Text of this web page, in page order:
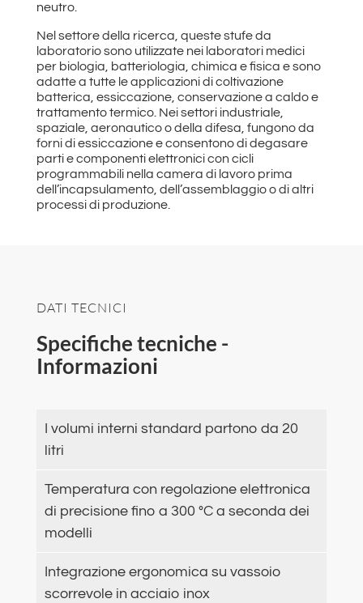
neutro.
Nel settore della ricerca, queste stufe da
laboratorio sono utilizzate nei laboratori medici
per biologia, batteriologia, chimica e fisica e sono
adatte a tutte le applicazioni dicoltivazione
batterica, essiccazione, conservazione a caldo e
trattamento termico. Nei settori industriale,
spaziale, aeronautico o della difesa, fungono da
forni di essiccazione e consentono di degasare
partie componenti elettronici con cicli
programmabili nella camera di lavoro prima
dell’incapsulamento, dell’assemblaggio o di altri
processi di produzione.
DATI TECNICI
Specifiche tecniche -
Informazioni
I volumi interni standard partono da 20
litri
Temperatura con regolazione elettronica
di precisione fino a 300 °C a seconda dei
modelli
Integrazione ergonomica su vassoio
scorrevole in acciaio inox